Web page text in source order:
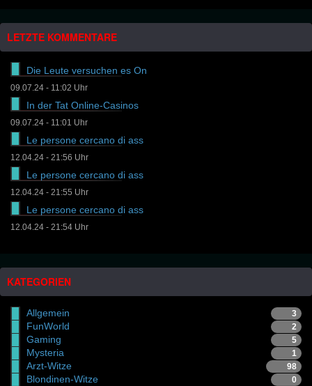
LETZTE KOMMENTARE
Die Leute versuchen es On
09.07.24 - 11:02 Uhr
In der Tat Online-Casinos
09.07.24 - 11:01 Uhr
Le persone cercano di ass
12.04.24 - 21:56 Uhr
Le persone cercano di ass
12.04.24 - 21:55 Uhr
Le persone cercano di ass
12.04.24 - 21:54 Uhr
KATEGORIEN
Allgemein 3
FunWorld 2
Gaming 5
Mysteria 1
Arzt-Witze 98
Blondinen-Witze 0